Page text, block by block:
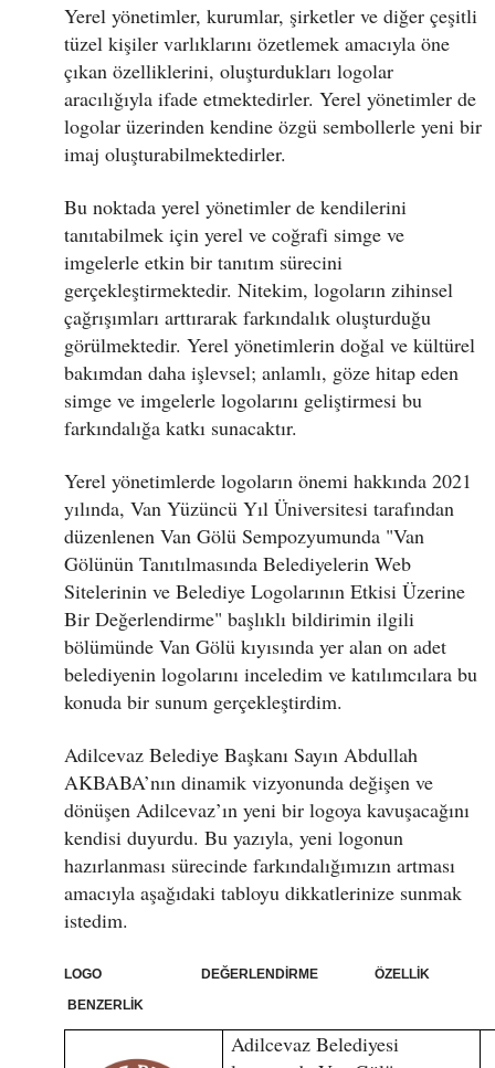
Yerel yönetimler, kurumlar, şirketler ve diğer çeşitli
tüzel kişiler varlıklarını özetlemek amacıyla öne
çıkan özelliklerini, oluşturdukları logolar
aracılığıyla ifade etmektedirler. Yerel yönetimler de
logolar üzerinden kendine özgü sembollerle yeni bir
imaj oluşturabilmektedirler.
Bu noktada yerel yönetimler de kendilerini
tanıtabilmek için yerel ve coğrafi simge ve
imgelerle etkin bir tanıtım sürecini
gerçekleştirmektedir. Nitekim, logoların zihinsel
çağrışımları arttırarak farkındalık oluşturduğu
görülmektedir. Yerel yönetimlerin doğal ve kültürel
bakımdan daha işlevsel; anlamlı, göze hitap eden
simge ve imgelerle logolarını geliştirmesi bu
farkındalığa katkı sunacaktır.
Yerel yönetimlerde logoların önemi hakkında 2021
yılında, Van Yüzüncü Yıl Üniversitesi tarafından
düzenlenen Van Gölü Sempozyumunda "Van
Gölünün Tanıtılmasında Belediyelerin Web
Sitelerinin ve Belediye Logolarının Etkisi Üzerine
Bir Değerlendirme" başlıklı bildirimin ilgili
bölümünde Van Gölü kıyısında yer alan on adet
belediyenin logolarını inceledim ve katılımcılara bu
konuda bir sunum gerçekleştirdim.
Adilcevaz Belediye Başkanı Sayın Abdullah
AKBABA’nın dinamik vizyonunda değişen ve
dönüşen Adilcevaz’ın yeni bir logoya kavuşacağını
kendisi duyurdu. Bu yazıyla, yeni logonun
hazırlanması sürecinde farkındalığımızın artması
amacıyla aşağıdaki tabloyu dikkatlerinize sunmak
istedim.
LOGO DEĞERLENDİRME ÖZELLİK
BENZERLİK
Adilcevaz Belediyesi